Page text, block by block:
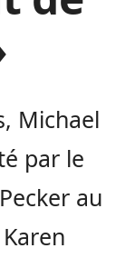
Michael
par le
au